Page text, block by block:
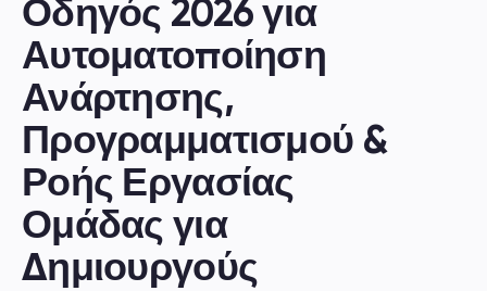
Οδηγός 2026 για
Αυτοματοποίηση
Ανάρτησης,
Προγραμματισμού &
Ροής Εργασίας
Ομάδας για
Δημιουργούς